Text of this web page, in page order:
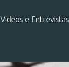
Videos e Entrevistas